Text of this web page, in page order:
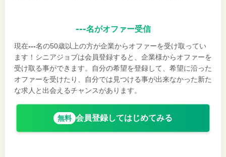
---名がオファー受信
現在---名の50歳以上の方が企業からオファーを受け取ってい
ます！シニアジョブは会員登録すると、企業様からオファーを
受け取る事ができます。自分の希望を登録して、希望に沿った
オファーを受けたり、自分では見つける事が出来なかった新た
な求人と出会えるチャンスがあります。
無料 会員登録してはじめてみる